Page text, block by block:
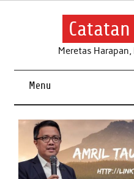
Skip
Meretas
Menu